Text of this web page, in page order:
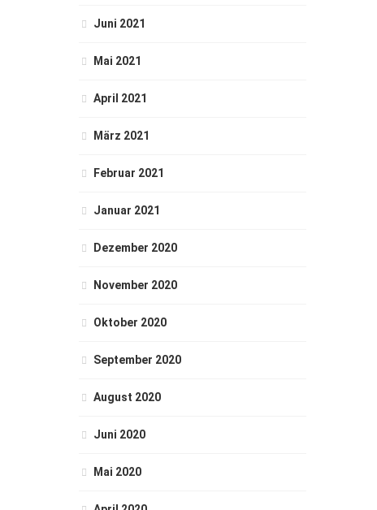
Juni 2021
Mai 2021
April 2021
März 2021
Februar 2021
Januar 2021
Dezember 2020
November 2020
Oktober 2020
September 2020
August 2020
Juni 2020
Mai 2020